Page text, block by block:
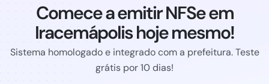
Comece a emitir NFSe em
Iracemápolis hoje mesmo!
Sistema homologado e integrado com a prefeitura. Teste
grátis por 10 dias!